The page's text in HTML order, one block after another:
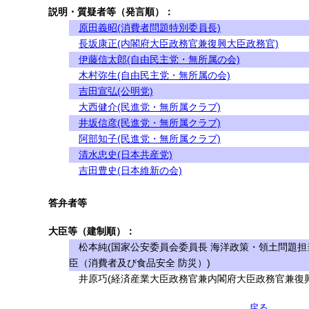
説明・質疑者等（発言順）：
原田義昭(消費者問題特別委員長)
長坂康正(内閣府大臣政務官兼復興大臣政務官)
伊藤信太郎(自由民主党・無所属の会)
木村弥生(自由民主党・無所属の会)
吉田宣弘(公明党)
大西健介(民進党・無所属クラブ)
井坂信彦(民進党・無所属クラブ)
阿部知子(民進党・無所属クラブ)
清水忠史(日本共産党)
吉田豊史(日本維新の会)
答弁者等
大臣等（建制順）：
松本純(国家公安委員会委員長 海洋政策・領土問題
臣（消費者及び食品安全 防災）)
井原巧(経済産業大臣政務官兼内閣府大臣政務官兼復